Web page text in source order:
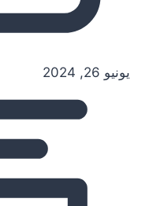
يونيو 26, 2024